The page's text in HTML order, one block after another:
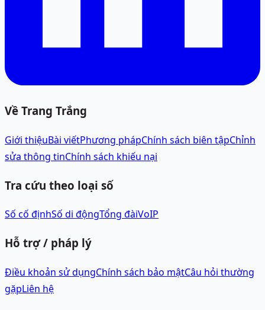
Về Trang Trắng
Giới thiệuBài viếtPhương phápChính sách biên tậpChỉnh
sửa thông tinChính sách khiếu nại
Tra cứu theo loại số
Số cố địnhSố di độngTổng đàiVoIP
Hỗ trợ / pháp lý
Điều khoản sử dụngChính sách bảo mậtCâu hỏi thường
gặpLiên hệ